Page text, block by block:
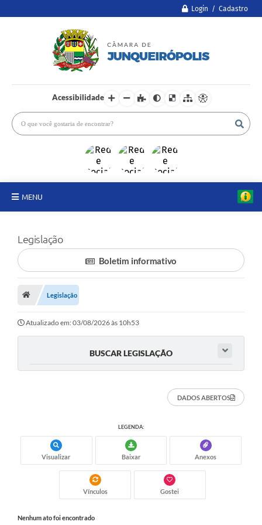
Login / Cadastro
Acessibilidade
MENU
Legislativo
Proposições
Legislação
Diário Oficial
Notas Explicativas de itens do site
Consulta Popular
Legislação
Boletim informativo
Legislação
Atualizado em: 03/08/2026 às 10h53
BUSCAR LEGISLAÇÃO
DADOS ABERTOS
LEGENDA:
Visualizar Baixar Anexos
Vínculos Gostei
Nenhum ato foi encontrado